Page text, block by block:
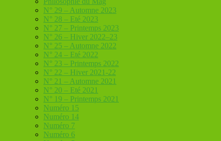
N° 29 – Automne 2023
N° 28 – Eté 2023
N° 27 – Printemps 2023
N° 26 – Hiver 2022–23
N° 25 – Automne 2022
N° 24 – Eté 2022
N° 23 – Printemps 2022
N° 22 – Hiver 2021-22
N° 21 – Automne 2021
N° 20 – Eté 2021
N° 19 – Printemps 2021
Numéro 15
Numéro 14
Numéro 7
Numéro 6